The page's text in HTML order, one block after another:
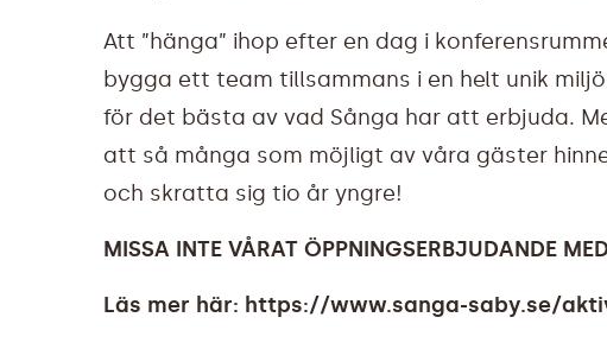
Att ”hänga” ihop efter en dag i
bygga ett team tillsammans i en helt unik
för det bästa av vad Sånga har att erbjuda.
att så många som möjligt av våra gäster
och skratta sig tio år yngre!
MISSA INTE VÅRAT ÖPPNINGSERBJUDANDE
Läs mer här: https://www.sanga-saby.se/